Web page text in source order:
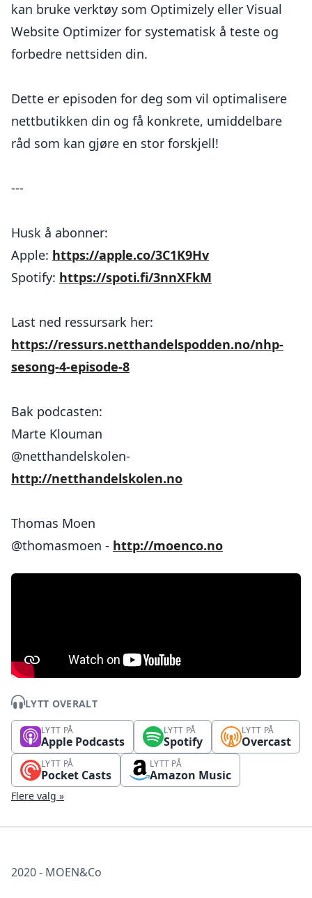
kan bruke verktøy som Optimizely eller Visual
Website Optimizer for systematisk å teste og
forbedre nettsiden din.
Dette er episoden for deg som vil optimalisere
nettbutikken din og få konkrete, umiddelbare
råd som kan gjøre en stor forskjell!
---
Husk å abonner:
Apple: https://apple.co/3C1K9Hv
Spotify: https://spoti.fi/3nnXFkM
Last ned ressursark her:
https://ressurs.netthandelspodden.no/nhp-
sesong-4-episode-8
Bak podcasten:
Marte Klouman
@netthandelskolen-
http://netthandelskolen.no
Thomas Moen
@thomasmoen - http://moenco.no
LYTT OVERALT
LYTT PÅ
Apple Podcasts
LYTT PÅ
Spotify
LYTT PÅ
Overcast
LYTT PÅ
Pocket Casts
LYTT PÅ
Amazon Music
Flere valg »
2020 - MOEN&Co